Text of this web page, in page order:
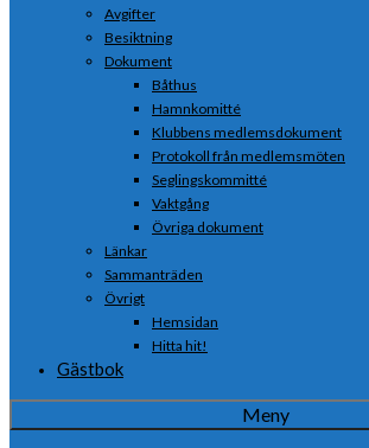
Avgifter
Besiktning
Dokument
Båthus
Hamnkomitté
Klubbens medlemsdokument
Protokoll från medlemsmöten
Seglingskommitté
Vaktgång
Övriga dokument
Länkar
Sammanträden
Övrigt
Hemsidan
Hitta hit!
Gästbok
Meny